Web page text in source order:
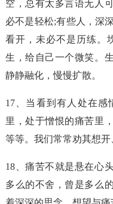
空，总有太多言语无人
必不是轻松;有些人，深
看开，未必不是历练。
生，给自己一个微笑。
静静融化，慢慢扩散。
17、当看到有人处在
里，处于憎恨的痛苦里
等等。我们常常劝其想开
18、痛苦不就是悬在心
多么的不舍，曾是多么